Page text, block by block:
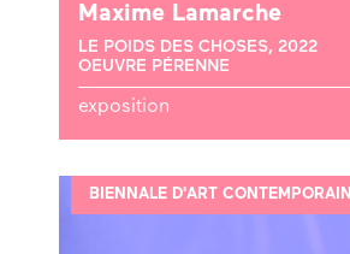
Maxime Lamarche
LE POIDS DES CHOSES, 2022
OEUVRE PÉRENNE
exposition
BIENNALE D'ART CONTEMPORAIN